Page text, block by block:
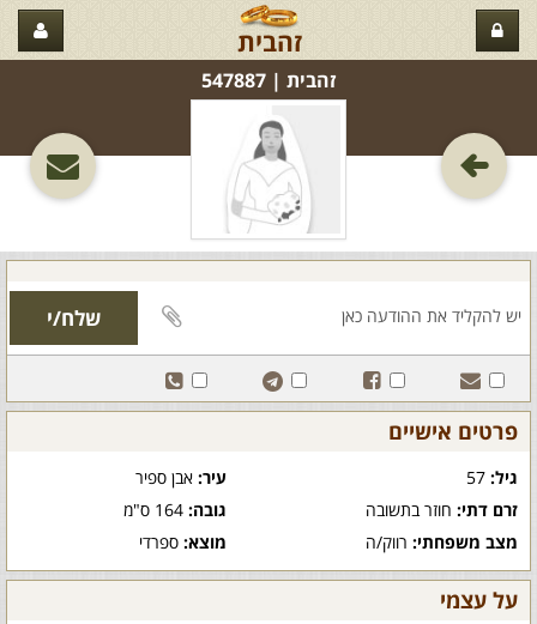
זהבית
זהבית‏ | 547887
פרטים אישיים
גיל: עיר:אבן ספיר
זרם דתי: חוזר בתשובה גובה:164 ס"מ
מצב משפחתי: רווק/ה מוצא:ספרדי
על עצמי